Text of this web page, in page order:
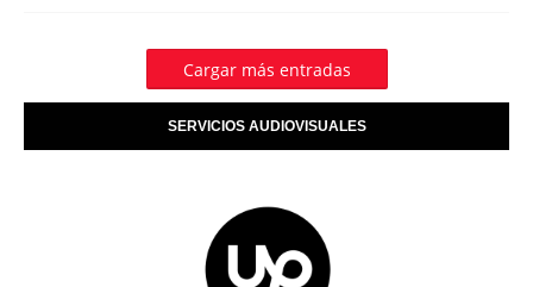
Cargar más entradas
SERVICIOS AUDIOVISUALES